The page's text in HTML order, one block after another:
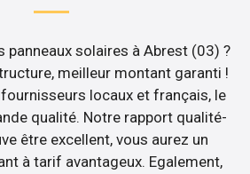
panneaux solaires à Abrest (03) ?
meilleur montant garanti !
locaux et français, le
qualité. Notre rapport qualité-
être excellent, vous aurez un
à tarif avantageux. Egalement,